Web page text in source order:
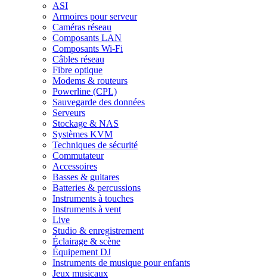
ASI
Armoires pour serveur
Caméras réseau
Composants LAN
Composants Wi-Fi
Câbles réseau
Fibre optique
Modems & routeurs
Powerline (CPL)
Sauvegarde des données
Serveurs
Stockage & NAS
Systèmes KVM
Techniques de sécurité
Commutateur
Accessoires
Basses & guitares
Batteries & percussions
Instruments à touches
Instruments à vent
Live
Studio & enregistrement
Éclairage & scène
Équipement DJ
Instruments de musique pour enfants
Jeux musicaux